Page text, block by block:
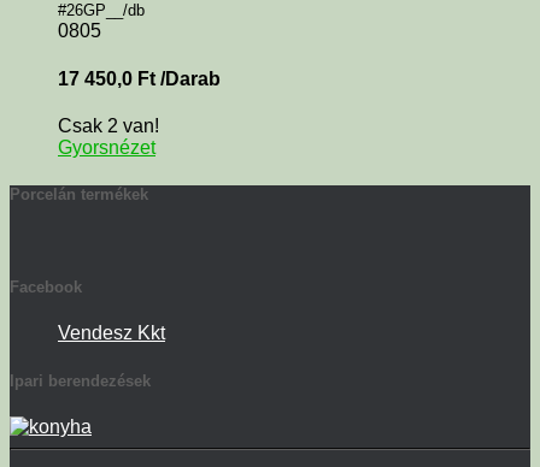
#26GP__/db
0805
17 450,0 Ft /Darab
Csak 2 van!
Gyorsnézet
Porcelán termékek
Facebook
Vendesz Kkt
Ipari berendezések